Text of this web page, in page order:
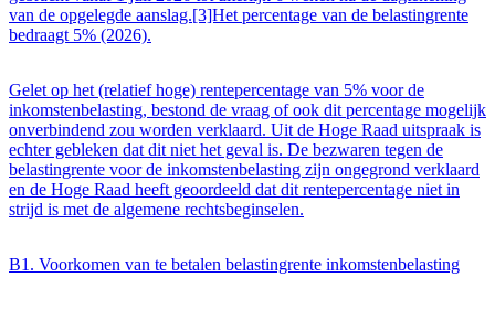
van de opgelegde aanslag.[3]Het percentage van de belastingrente
bedraagt 5% (2026).
Gelet op het (relatief hoge) rentepercentage van 5% voor de
inkomstenbelasting, bestond de vraag of ook dit percentage mogelijk
onverbindend zou worden verklaard. Uit de Hoge Raad uitspraak is
echter gebleken dat dit niet het geval is. De bezwaren tegen de
belastingrente voor de inkomstenbelasting zijn ongegrond verklaard
en de Hoge Raad heeft geoordeeld dat dit rentepercentage niet in
strijd is met de algemene rechtsbeginselen.
B1. Voorkomen van te betalen belastingrente inkomstenbelasting